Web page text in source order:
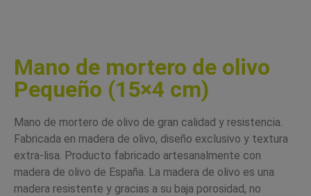
Mano de mortero de olivo
Pequeño (15×4 cm)
Mano de mortero de olivo de gran calidad y resistencia.
Fabricada en madera de olivo, diseño exclusivo y textura
extra-lisa. Producto fabricado artesanalmente con
madera de olivo de España. La madera de olivo es una
madera resistente y gracias a su baja porosidad, no